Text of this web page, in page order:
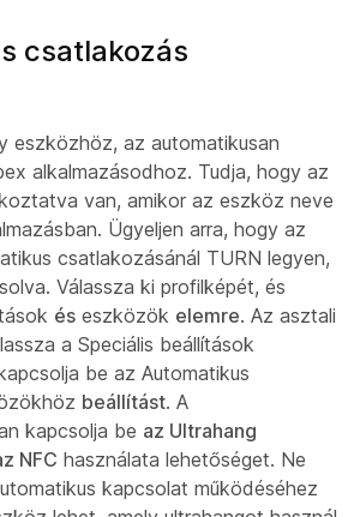
csatlakozás
eszközhöz, az automatikusan
alkalmazásodhoz. Tudja, hogy az
van, amikor az eszköz neve
Ügyeljen arra, hogy az
csatlakozásánál TURN legyen,
Válassza ki profilképét, és
és eszközök elemre. Az asztali
a Speciális beállítások
be az Automatikus
beállítást. A
kapcsolja be az Ultrahang
NFC használata lehetőséget. Ne
kapcsolat működéséhez